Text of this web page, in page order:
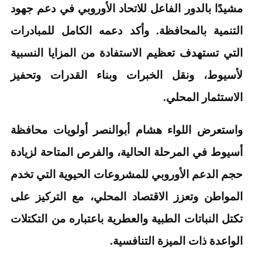
مشيدًا بالدور الفاعل للاتحاد الأوروبي في دعم جهود
التنمية بالمحافظة. وأكد دعمه الكامل للمبادرات
التي تستهدف تعظيم الاستفادة من المزايا النسبية
لأسيوط، ونقل الخبرات وبناء القدرات وتحفيز
الاستثمار المحلي.
واستعرض اللواء هشام أبوالنصر أولويات محافظة
أسيوط في المرحلة الحالية، والفرص المتاحة لزيادة
حجم الدعم الأوروبي للمشروعات الحيوية التي تخدم
المواطن وتعزز الاقتصاد المحلي، مع التركيز على
تكتل النباتات الطبية والعطرية باعتباره من التكتلات
الواعدة ذات الميزة التنافسية.